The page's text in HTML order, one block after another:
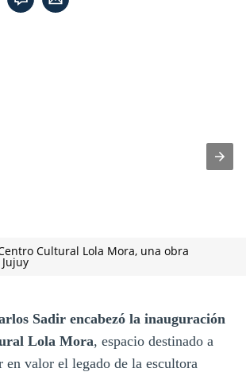
Cultural Lola Mora, una obra
Sadir encabezó la inauguración
Lola Mora, espacio destinado a
en valor el legado de la escultora